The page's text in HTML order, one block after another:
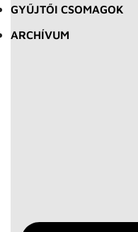
GYŰJTŐI CSOMAGOK
ARCHÍVUM